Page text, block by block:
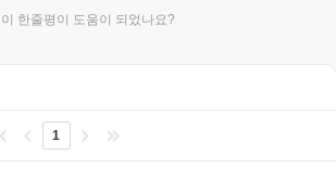
이 한줄평이 도움이 되었나요?
1